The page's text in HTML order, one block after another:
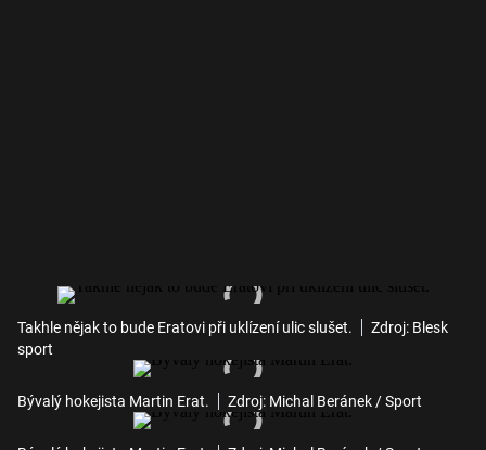
Takhle nějak to bude Eratovi při uklízení ulic slušet.
Zdroj: Blesk
sport
Bývalý hokejista Martin Erat. Zdroj: Michal Beránek / Sport